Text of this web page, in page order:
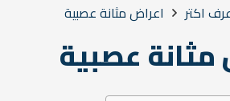
اكتر اعراض مثانة عصبية
مثانة عصبية